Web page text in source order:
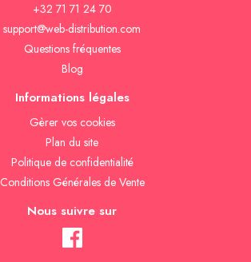
+32 71 71 24 70
support@web-distribution.com
Questions fréquentes
Blog
Informations légales
Gèrer vos cookies
Plan du site
Politique de confidentialité
Conditions Générales de Vente
Nous suivre sur